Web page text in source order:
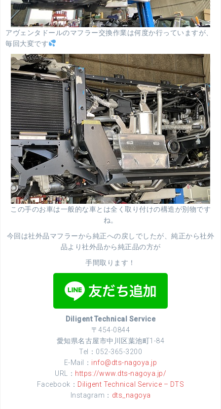
アヴェンタドールのマフラー交換作業は何度か行っていますが、
毎回大変です
この手のお車は一般的な車とは全く取り付けの構造が別物です
ね。
今回は社外品マフラーから純正への戻しでしたが、純正から社外
品より社外品から純正品の方が
手間取ります！
Diligent Technical Service
〒454-0844
愛知県名古屋市中川区葉池町1-84
Tel：052-365-3200
E-Mail： info@dts-nagoya.jp
URL： https://www.dts-nagoya.jp/
Facebook： Diligent Technical Service – DTS
Instagram： dts_nagoya